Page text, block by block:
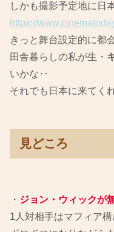
しかも撮影予定地に日
https://
きっと舞台設定的に都
田舎暮らしの私が生・
いかな‥
それでも日本に来てく
見どころ
・ ジョン・ウィックが
1人対相手はマフィア